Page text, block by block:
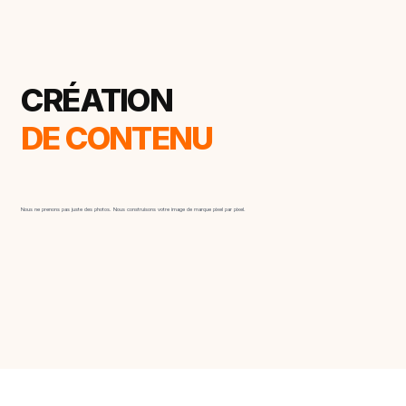
CRÉATION
DE CONTENU
Nous ne prenons pas juste des photos. Nous construisons votre image de marque pixel par pixel.